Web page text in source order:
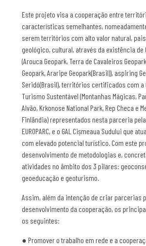
Este projeto visa a cooperação entre
características semelhantes,
serem territórios com alto valor natural,
geológico, cultural, através da existência de
(Arouca Geopark, Terra de Cavaleiros
Geopark, Araripe Geopark(Brasil)), aspiring
Seridó(Brasil), territórios certificados com a
Turismo Sustentável (Montanhas Mágicas,
Alvão, Krkonose National Park, Rep Checa e
Finlândia) representados nesta parceria
EUROPARC, e o GAL Cișmeaua Sudului que
com elevado potencial turístico. Com este
desenvolvimento de metodologias e,
atividades no âmbito dos 3 pilares:
geoeducação e geoturismo.
Assim, além da intenção de criar parcerias
desenvolvimento da cooperação, os
os seguintes:
● Promover o trabalho em rede e a